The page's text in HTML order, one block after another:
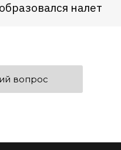
налет
вопрос